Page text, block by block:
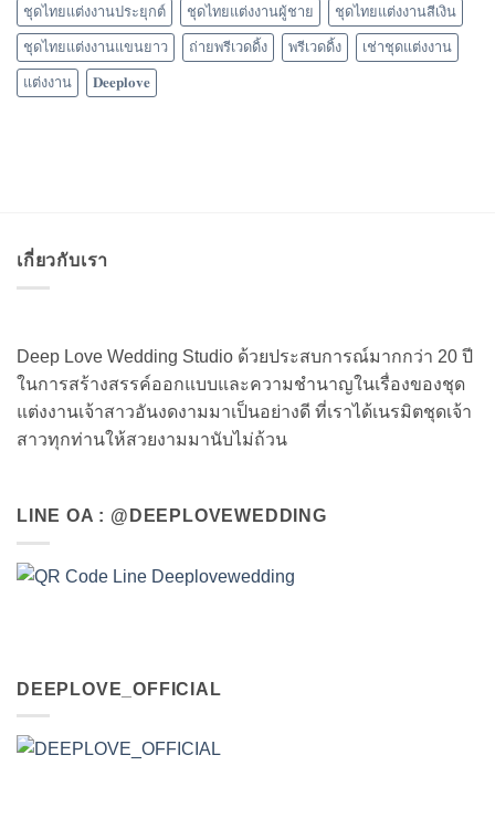
ชุดไทยแต่งงานประยุกต์ ชุดไทยแต่งงานผู้ชาย ชุดไทยแต่งงานสีเงิน
ชุดไทยแต่งงานแขนยาว ถ่ายพรีเวดดิ้ง พรีเวดดิ้ง เช่าชุดแต่งงาน
แต่งงาน 𝐃𝐞𝐞𝐩𝐥𝐨𝐯𝐞
เกี่ยวกับเรา
Deep Love Wedding Studio ด้วยประสบการณ์มากกว่า 20 ปี
ในการสร้างสรรค์ออกแบบและความชำนาญในเรื่องของชุด
แต่งงานเจ้าสาวอันงดงามมาเป็นอย่างดี ที่เราได้เนรมิตชุดเจ้า
สาวทุกท่านให้สวยงามมานับไม่ถ้วน
LINE OA : @DEEPLOVEWEDDING
DEEPLOVE_OFFICIAL